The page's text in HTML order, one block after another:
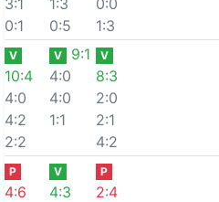
3:1
0:1
1:3
0:5
0:0
1:3
V
10:4
4:0
4:2
2:2
V 9:1
4:0
4:0
1:1
V
8:3
2:0
2:1
4:2
P
4:6
V
4:3
P
2:4